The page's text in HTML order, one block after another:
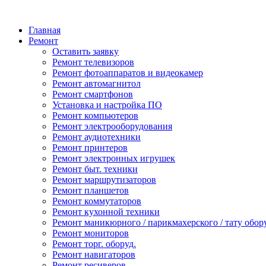
Главная
Ремонт
Оставить заявку
Ремонт телевизоров
Ремонт фотоаппаратов и видеокамер
Ремонт автомагнитол
Ремонт смартфонов
Установка и настройка ПО
Ремонт компьютеров
Ремонт электрооборудования
Ремонт аудиотехники
Ремонт принтеров
Ремонт электронных игрушек
Ремонт быт. техники
Ремонт маршрутизаторов
Ремонт планшетов
Ремонт коммутаторов
Ремонт кухонной техники
Ремонт маникюрного / парикмахерского / тату
Ремонт мониторов
Ремонт торг. оборуд.
Ремонт навигаторов